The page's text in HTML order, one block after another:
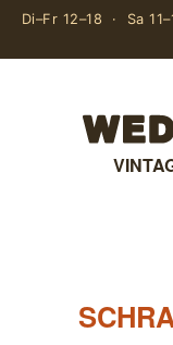
Di–Fr 12–18 · Sa